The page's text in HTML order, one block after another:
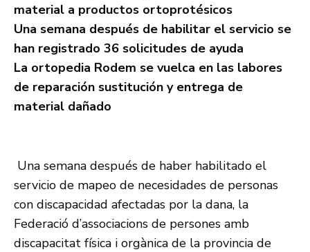
material a productos ortoprotésicos
Una semana después de habilitar el servicio se
han registrado 36 solicitudes de ayuda
La ortopedia Rodem se vuelca en las labores
de reparación sustitución y entrega de
material dañado
Una semana después de haber habilitado el
servicio de mapeo de necesidades de personas
con discapacidad afectadas por la dana, la
Federació d’associacions de persones amb
discapacitat física i orgànica de la provincia de